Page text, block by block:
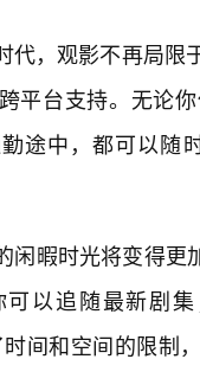
代，观影不再局限
平台支持。无论
途中，都可以随
闲暇时光将变得更
可以追随最新剧
间和空间的限制